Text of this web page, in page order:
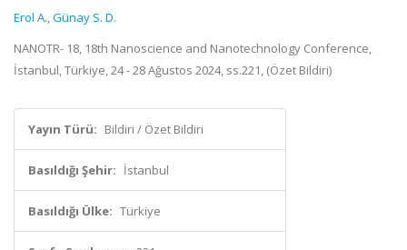
Erol A.,Günay S. D.
NANOTR- 18, 18th Nanoscience and Nanotechnology Conference,
İstanbul, Türkiye, 24 - 28 Ağustos 2024, ss.221, (Özet Bildiri)
Yayın Türü: Bildiri / Özet Bildiri
Basıldığı Şehir: İstanbul
Basıldığı Ülke: Türkiye